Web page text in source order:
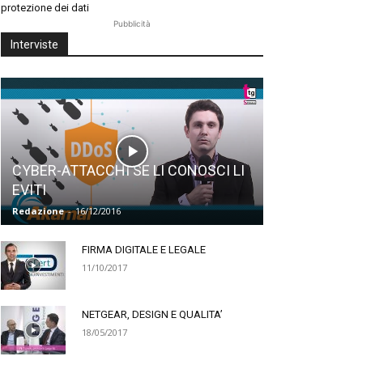
protezione dei dati
Pubblicità
Interviste
CYBER-ATTACCHI SE LI CONOSCI LI
EVITI
Redazione - 16/12/2016
FIRMA DIGITALE E LEGALE
11/10/2017
NETGEAR, DESIGN E QUALITA’
18/05/2017